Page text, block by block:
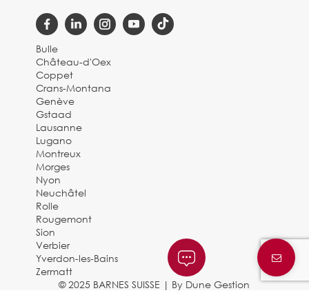
Bulle
Château-d'Oex
Coppet
Crans-Montana
Genève
Gstaad
Lausanne
Lugano
Montreux
Morges
Nyon
Neuchâtel
Rolle
Rougemont
Sion
Verbier
Yverdon-les-Bains
Zermatt
© 2025 BARNES SUISSE | By Dune Gestion